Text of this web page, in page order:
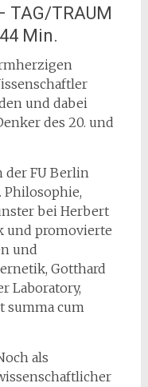
TAG/TRAUM
Min.
und dabei
des 20. und
der FU Berlin
Philosophie,
bei Herbert
und promovierte
und
Gotthard
Laboratory,
summa cum
als